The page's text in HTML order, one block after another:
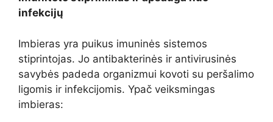
infekcijų
Imbieras yra puikus imuninės sistemos
stiprintojas. Jo antibakterinės ir antivirusinės
savybės padeda organizmui kovoti su peršalimo
ligomis ir infekcijomis. Ypač veiksmingas
imbieras: